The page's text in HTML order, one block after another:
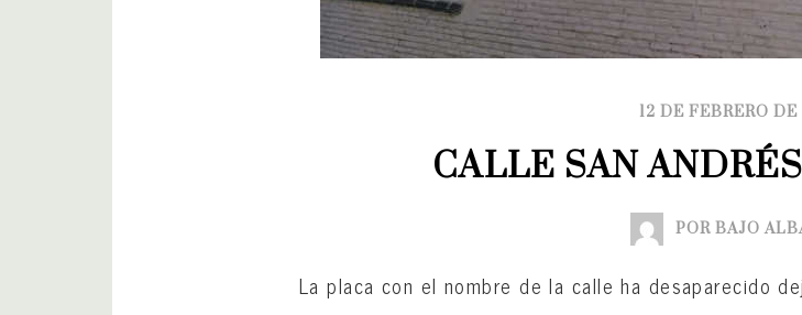
12 DE FEBRERO DE
CALLE SAN
POR BAJO
La placa con el nombre de la calle ha desaparecido